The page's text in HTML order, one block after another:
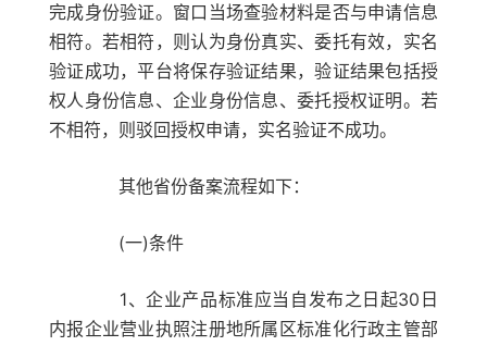
完成身份验证。窗口当场查验材料是否与申请信息
相符。若相符，则认为身份真实、委托有效，实名
验证成功，平台将保存验证结果，验证结果包括授
权人身份信息、企业身份信息、委托授权证明。若
不相符，则驳回授权申请，实名验证不成功。
其他省份备案流程如下：
(一)条件
1、企业产品标准应当自发布之日起30日
内报企业营业执照注册地所属区标准化行政主管部